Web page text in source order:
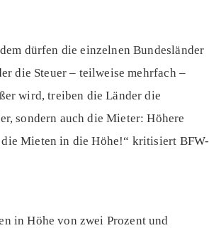
dürfen die einzelnen Bundesländer
die Steuer – teilweise mehrfach –
wird, treiben die Länder die
sondern auch die Mieter: Höhere
Mieten in die Höhe!“ kritisiert BFW-
in Höhe von zwei Prozent und